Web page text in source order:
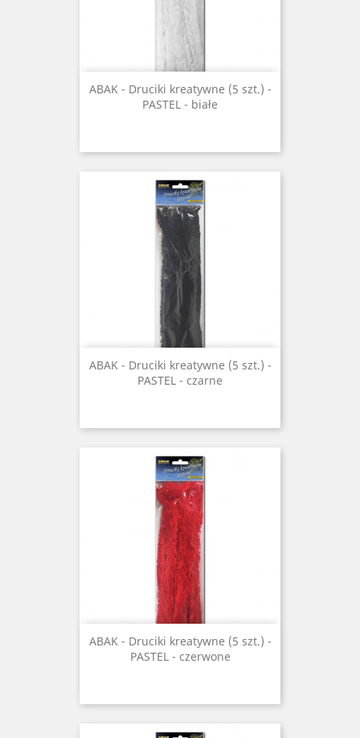
ABAK - Druciki kreatywne (5 szt.) -
PASTEL - białe
ABAK - Druciki kreatywne (5 szt.) -
PASTEL - czarne
ABAK - Druciki kreatywne (5 szt.) -
PASTEL - czerwone